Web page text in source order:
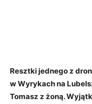
Resztki jednego z
w Wyrykach na
Tomasz z żoną.